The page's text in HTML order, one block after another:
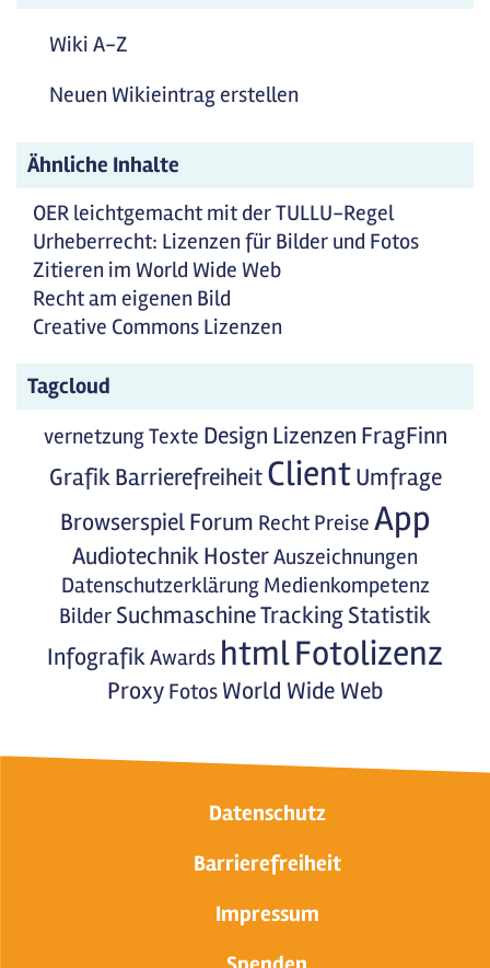
Wiki A-Z
Neuen Wikieintrag erstellen
Ähnliche Inhalte
OER leichtgemacht mit der TULLU-Regel
Urheberrecht: Lizenzen für Bilder und Fotos
Zitieren im World Wide Web
Recht am eigenen Bild
Creative Commons Lizenzen
Tagcloud
vernetzungTexte Design Lizenzen FragFinn
Grafik Barrierefreiheit Client Umfrage
Browserspiel Forum Recht Preise App
AudiotechnikHosterAuszeichnungen
Datenschutzerklärung Medienkompetenz
Bilder SuchmaschineTrackingStatistik
InfografikAwards htmlFotolizenz
Proxy Fotos World Wide Web
Datenschutz
Barrierefreiheit
Impressum